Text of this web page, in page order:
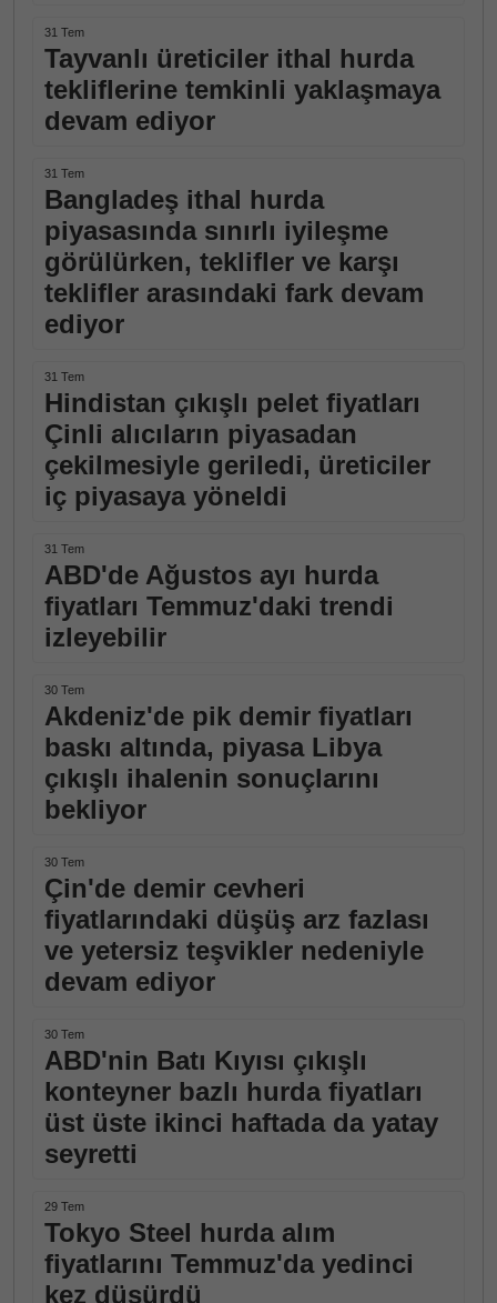
31 Tem
Tayvanlı üreticiler ithal hurda
tekliflerine temkinli yaklaşmaya
devam ediyor
31 Tem
Bangladeş ithal hurda
piyasasında sınırlı iyileşme
görülürken, teklifler ve karşı
teklifler arasındaki fark devam
ediyor
31 Tem
Hindistan çıkışlı pelet fiyatları
Çinli alıcıların piyasadan
çekilmesiyle geriledi, üreticiler
iç piyasaya yöneldi
31 Tem
ABD'de Ağustos ayı hurda
fiyatları Temmuz'daki trendi
izleyebilir
30 Tem
Akdeniz'de pik demir fiyatları
baskı altında, piyasa Libya
çıkışlı ihalenin sonuçlarını
bekliyor
30 Tem
Çin'de demir cevheri
fiyatlarındaki düşüş arz fazlası
ve yetersiz teşvikler nedeniyle
devam ediyor
30 Tem
ABD'nin Batı Kıyısı çıkışlı
konteyner bazlı hurda fiyatları
üst üste ikinci haftada da yatay
seyretti
29 Tem
Tokyo Steel hurda alım
fiyatlarını Temmuz'da yedinci
kez düşürdü